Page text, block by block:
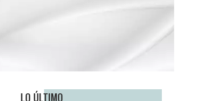
LO ÚLTIMO